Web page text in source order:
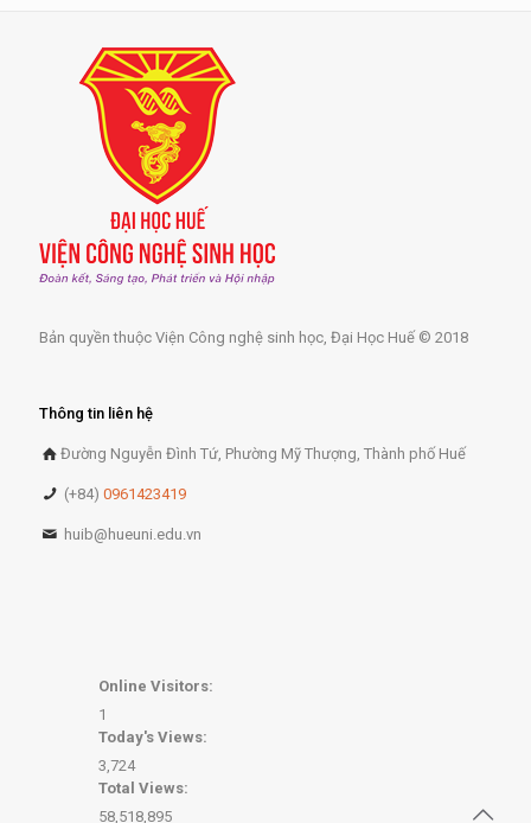
Bản quyền thuộc Viện Công nghệ sinh học, Đại Học Huế © 2018
Thông tin liên hệ
Đường Nguyễn Đình Tứ, Phường Mỹ Thượng, Thành phố Huế
(+84)0961423419
huib@hueuni.edu.vn
Online Visitors:
1
Today's Views:
3,724
Total Views:
58,518,895